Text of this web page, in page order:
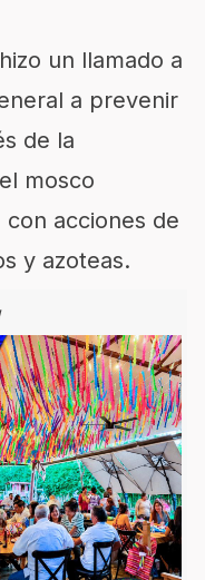
un llamado a
a prevenir
de la
mosco
acciones de
y azoteas.